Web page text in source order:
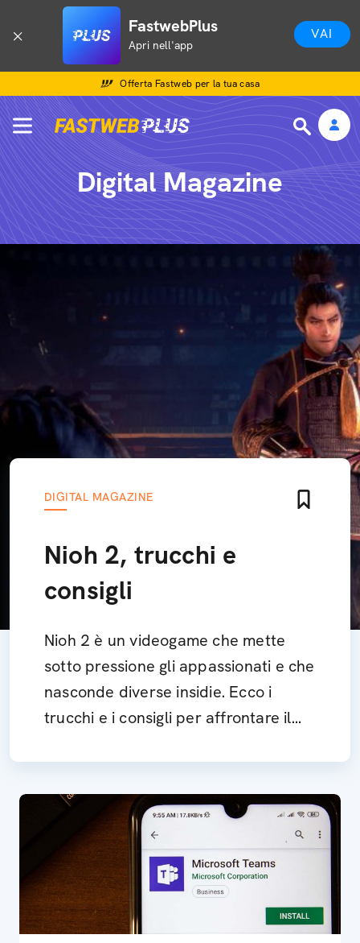
FastwebPlus
Apri nell'app
VAI
Offerta Fastweb per la tua casa
Digital Magazine
DIGITAL MAGAZINE
Nioh 2, trucchi e
consigli
Nioh 2 è un videogame che mette
sotto pressione gli appassionati e che
nasconde diverse insidie. Ecco i
trucchi e i consigli per affrontare il